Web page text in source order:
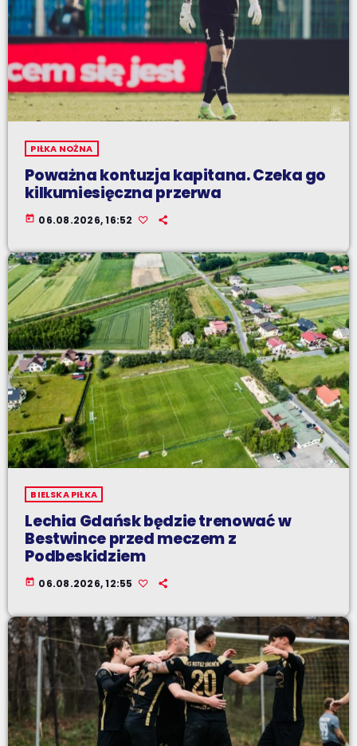
PIŁKA NOŻNA
Poważna kontuzja kapitana. Czeka go
kilkumiesięczna przerwa
today 06.08.2026, 16:52
BIELSKA PIŁKA
Lechia Gdańsk będzie trenować w
Bestwince przed meczem z
Podbeskidziem
today 06.08.2026, 12:55